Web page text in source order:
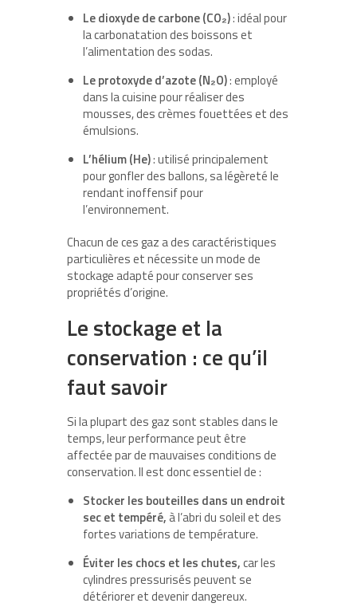
Le dioxyde de carbone (CO₂): idéal pour
la carbonatation des boissons et
l’alimentation des sodas.
Le protoxyde d’azote (N₂O): employé
dans la cuisine pour réaliser des
mousses, des crèmes fouettées et des
émulsions.
L’hélium (He): utilisé principalement
pour gonfler des ballons, sa légèreté le
rendant inoffensif pour
l’environnement.
Chacun de ces gaz a des caractéristiques
particulières et nécessite un mode de
stockage adapté pour conserver ses
propriétés d’origine.
Le stockage et la
conservation : ce qu’il
faut savoir
Si la plupart des gaz sont stables dans le
temps, leur performance peut être
affectée par de mauvaises conditions de
conservation. Il est donc essentiel de :
Stocker les bouteilles dans un endroit
sec et tempéré, à l’abri du soleil et des
fortes variations de température.
Éviter les chocs et les chutes,car les
cylindres pressurisés peuvent se
détériorer et devenir dangereux.